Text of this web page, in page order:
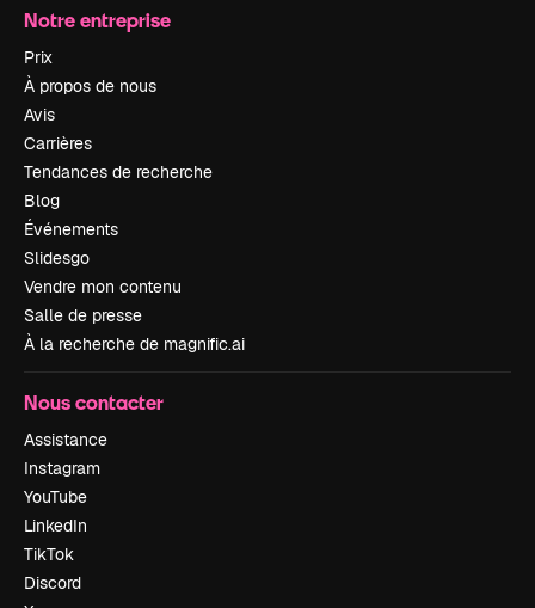
Notre entreprise
Prix
À propos de nous
Avis
Carrières
Tendances de recherche
Blog
Événements
Slidesgo
Vendre mon contenu
Salle de presse
À la recherche de magnific.ai
Nous contacter
Assistance
Instagram
YouTube
LinkedIn
TikTok
Discord